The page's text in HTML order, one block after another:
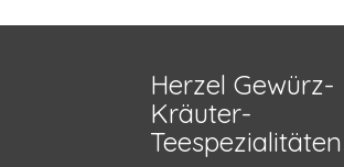
Herzel Gewürz-
Kräuter-
Teespezialitäten